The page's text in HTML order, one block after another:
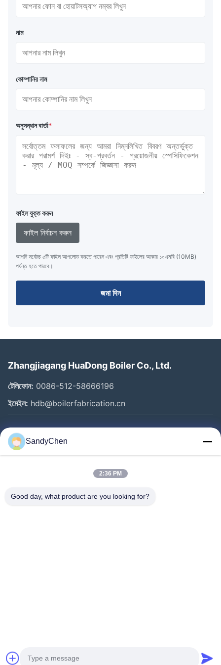
নাম
কোম্পানির নাম
অনুসন্ধান বার্তা*
ফাইল যুক্ত করুন
ফাইল নির্বাচন করুন
আপনি সর্বোচ্চ ৫টি ফাইল আপলোড করতে পারেন এবং প্রতিটি ফাইলের আকার ১০এমবি (10MB)
পর্যন্ত হতে পারবে।
জমা দিন
Zhangjiagang HuaDong Boiler Co., Ltd.
টেলিফোন: 0086-512-58666196
ইমেইল: hdb@boilerfabrication.cn
গুরুত্বপূর্ণ সংযোগ
বাড়ি
ভিডিও
©2017- Zhangjiagang HuaDong Boiler Co., Ltd.. . সব সমস্ত অধিকার সংরক্ষিত।
SandyChen
2:36 PM
Good day, what product are you looking for?